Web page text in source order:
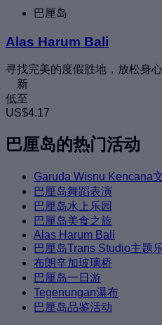
巴厘岛
Alas Harum Bali
寻找完美的度假胜地，放松身
新
低至
US$4.17
巴厘岛的热门活动
Garuda Wisnu Kencana
巴厘岛舞蹈表演
巴厘岛水上乐园
巴厘岛美食之旅
Alas Harum Bali
巴厘岛Trans Studio主题
布朗辛加玻璃桥
巴厘岛一日游
Tegenungan瀑布
巴厘岛品鉴活动